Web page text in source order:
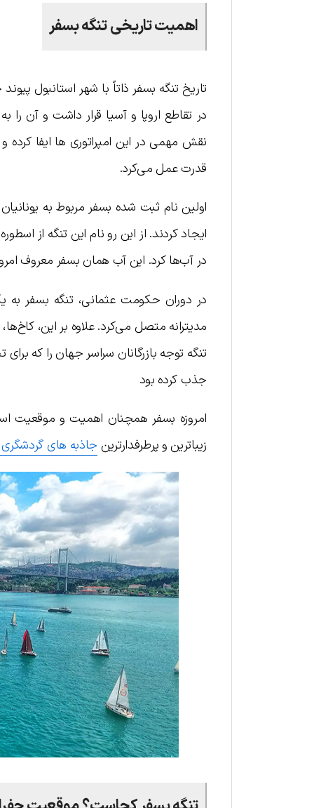
اهمیت تاریخی تنگه بسفر
تاریخ تنگه بسفر ذاتاً با شهر استانبول
در تقاطع اروپا و آسیا قرار داشت و آن را
نقش مهمی در این امپراتوری ها ایفا کرده
قدرت عمل می‌کرد.
اولین نام ثبت شده بسفر مربوط به
ایجاد کردند. از این رو نام این تنگه از
در آب‌ها کرد. این آب همان بسفر معروف
در دوران حکومت عثمانی، تنگه بسفر
مدیترانه متصل می‌کرد. علاوه بر این،
تنگه توجه بازرگانان سراسر جهان را که
جذب کرده بود
امروزه بسفر همچنان اهمیت و موقعیت
زیباترین و پرطرفدارترین جاذبه های گردشگری